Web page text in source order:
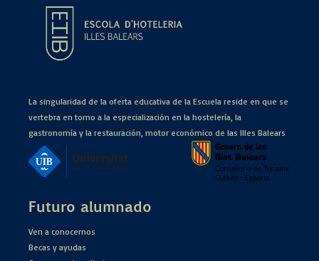
La singularidad de la oferta educativa de la Escuela reside en que se
vertebra en torno a la especialización en la hostelería, la
gastronomía y la restauración, motor económico de las Illes Balears
Futuro alumnado
Ven a conocernos
Becas y ayudas